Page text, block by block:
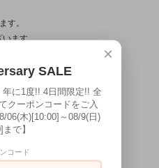
す。
います。
品です。
明点がございましたら、
】です。
×
SALE
年に1度!! 4日間限定!! 全
クーポンコードをご入
06(木)[10:00]～08/9(日)
で】
コード